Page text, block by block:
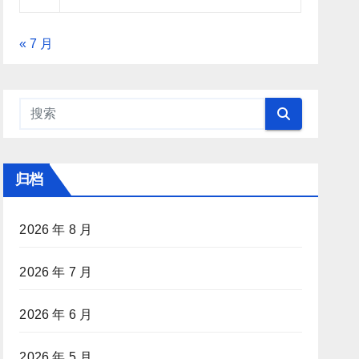
« 7 月
归档
2026 年 8 月
2026 年 7 月
2026 年 6 月